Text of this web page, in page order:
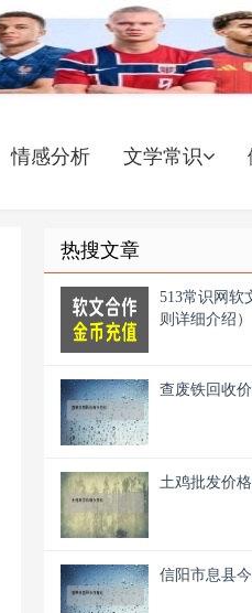
情感分析 文学常识
热搜文章
513常识网软
则详细介绍）
查废铁回收
土鸡批发价
信阳市息县